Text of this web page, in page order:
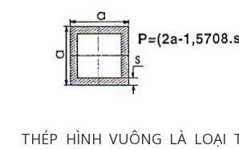
THÉP HÌNH VUÔNG LÀ LOẠI